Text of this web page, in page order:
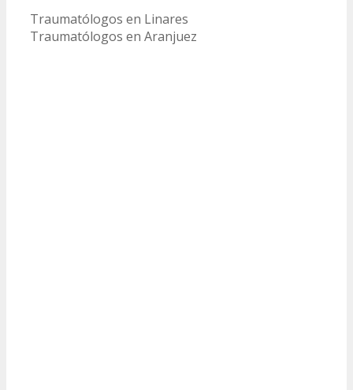
Traumatólogos en Linares
Traumatólogos en Aranjuez